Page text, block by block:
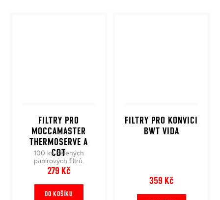
FILTRY PRO
MOCCAMASTER
THERMOSERVE A
CDT
100 ks bělených
papírových filtrů.
279 Kč
DO KOŠÍKU
FILTRY PRO KONVICI
BWT VIDA
359 Kč